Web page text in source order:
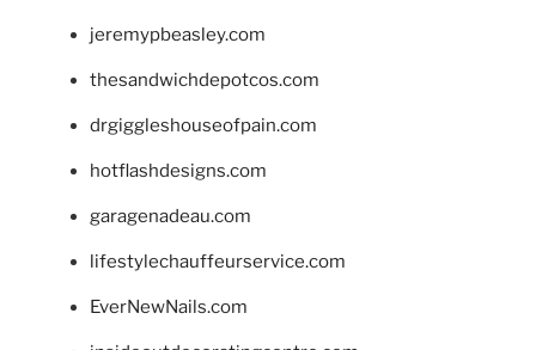
jeremypbeasley.com
thesandwichdepotcos.com
drgiggleshouseofpain.com
hotflashdesigns.com
garagenadeau.com
lifestylechauffeurservice.com
EverNewNails.com